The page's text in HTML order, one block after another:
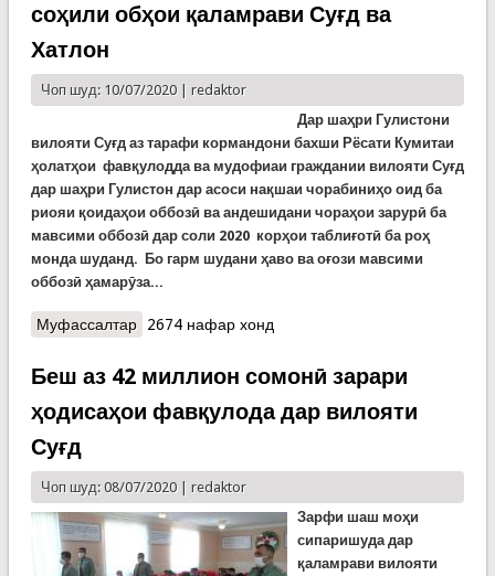
соҳили обҳои қаламрави Суғд ва
Хатлон
Чоп шуд: 10/07/2020 | redaktor
Дар шаҳри Гулистони
вилояти Суғд аз тарафи кормандони бахши Рёсати Кумитаи
ҳолатҳои фавқулодда ва мудофиаи граждании вилояти Суғд
дар шаҳри Гулистон дар асоси нақшаи чорабиниҳо оид ба
риояи қоидаҳои оббозӣ ва андешидани чораҳои зарурӣ ба
мавсими оббозӣ дар соли 2020 корҳои таблиғотӣ ба роҳ
монда шуданд. Бо гарм шудани ҳаво ва оғози мавсими
оббозӣ ҳамарӯза...
Муфассалтаро Роҳандозии корҳои таблиғотӣ дар соҳили
2674 нафар хонд
Беш аз 42 миллион сомонӣ зарари
ҳодисаҳои фавқулода дар вилояти
Суғд
Чоп шуд: 08/07/2020 | redaktor
Зарфи шаш моҳи
сипаришуда дар
қаламрави вилояти